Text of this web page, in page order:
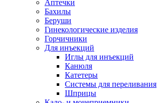
Аптечки
Бахилы
Беруши
Гинекологические изделия
Горчичники
Для инъекций
Иглы для инъекций
Канюля
Катетеры
Системы для переливания
Шприцы